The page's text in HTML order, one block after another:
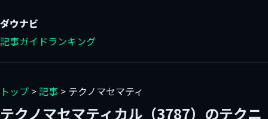
ダウナビ
記事ガイドランキング
トップ >記事 > テクノマセマティ
テクノマセマティカル（3787）のテクニ